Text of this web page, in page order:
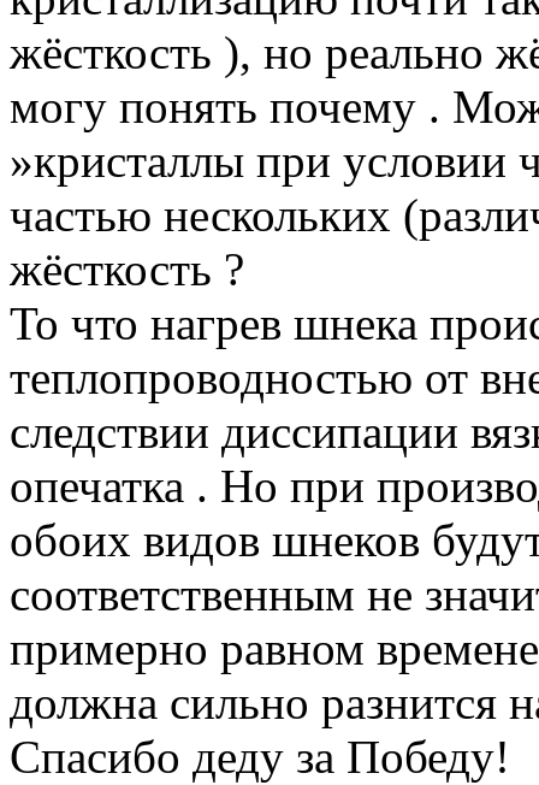
жёсткость ), но реально
могу понять почему .
»кристаллы при условии
частью нескольких
жёсткость ?
То что нагрев шнека
теплопроводностью от
следствии диссипации
опечатка . Но при
обоих видов шнеков
соответственным не
примерно равном
должна сильно
Спасибо деду за Победу!